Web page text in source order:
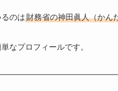
のは財務省の神田眞人（かん
なプロフィールです。